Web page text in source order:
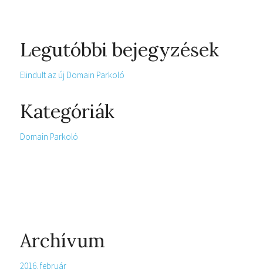
Legutóbbi bejegyzések
Elindult az új Domain Parkoló
Kategóriák
Domain Parkoló
Archívum
2016. február